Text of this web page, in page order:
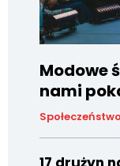
Modowe
nami
Społeczeństwo